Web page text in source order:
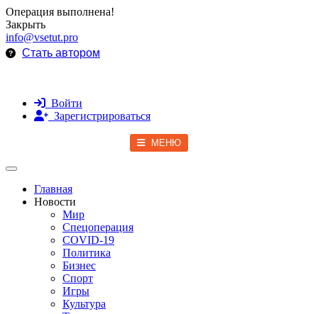
Операция выполнена!
Закрыть
info@vsetut.pro
Стать автором
Войти
Зарегистрироваться
МЕНЮ
Toggle navigation
Главная
Новости
Мир
Спецоперация
COVID-19
Политика
Бизнес
Спорт
Игры
Культура